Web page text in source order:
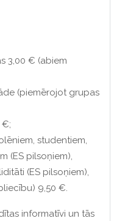
3,00 € (abiem
(piemērojot grupas
€;
studentiem,
(ES pilsoņiem),
(ES pilsoņiem),
9,50 €.
informatīvi un tās